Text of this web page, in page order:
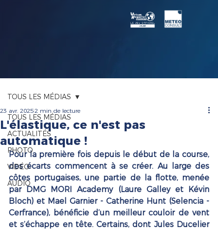
TOUS LES MÉDIAS
ACTUALITÉS
PHOTO
VIDÉO
AUDIO
TOUS LES MÉDIAS
L'élastique, ce n'est pas
automatique !
23 avr. 20252 min de lecture
Pour la première fois depuis le début de la course,
des écarts commencent à se créer. Au large des
côtes portugaises, une partie de la flotte, menée
par DMG MORI Academy (Laure Galley et Kévin
Bloch) et Mael Garnier - Catherine Hunt (Selencia -
Cerfrance), bénéficie d’un meilleur couloir de vent
et s’échappe en tête. Certains, dont Jules Ducelier